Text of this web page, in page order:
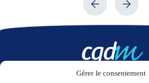
Gérer le consentement